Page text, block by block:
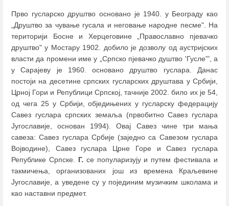
Прво гусларско друштво основано је 1940. у Београду као
„Друштво за чување гусала и неговање народне песме". На
територији Босне и Херцеговине „Православно пјевачко
друштво" у Мостару 1902. добило је дозволу од аустријских
власти да промени име у „Српско пјевачко душтво 'Гусле'", а
у Сарајеву је 1960. основано друштво гуслара. Данас
постоји на десетине српских гусларских друштава у Србији,
Црној Гори и Републици Српској, тачније 2002. било их је 54,
од чега 25 у Србији, обједињених у гусларску федерацију
Савез гуслара српских земаља (првобитно Савез гуслара
Југославије, основан 1994). Овај Савез чине три мања
савеза: Савез гуслара Србије (заједно са Савезом гуслара
Војводине), Савез гуслара Црне Горе и Савез гуслара
Републике Српске. Г. се популаризују и путем фестивала и
такмичења, организованих још из времена Краљевине
Југославије, а уведене су у појединим музичким школама и
као наставни предмет.